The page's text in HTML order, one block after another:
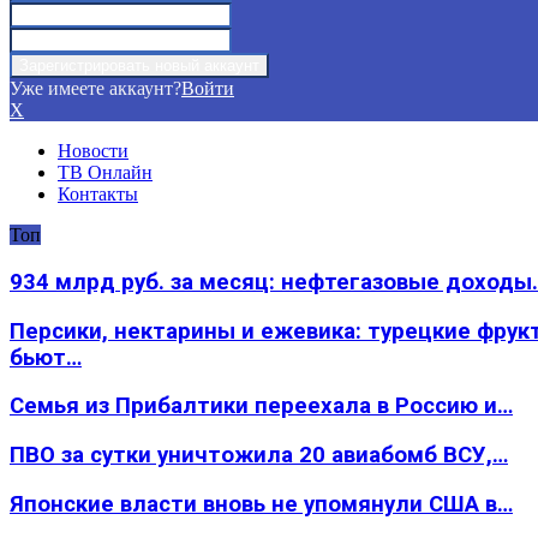
Уже имеете аккаунт?Войти
X
Новости
ТВ Онлайн
Контакты
Топ
934 млрд руб. за месяц: нефтегазовые
Персики, нектарины и ежевика: турецкие
бьют…
Семья из Прибалтики переехала в Россию и…
ПВО за сутки уничтожила 20 авиабомб ВСУ,…
Японские власти вновь не упомянули США в…